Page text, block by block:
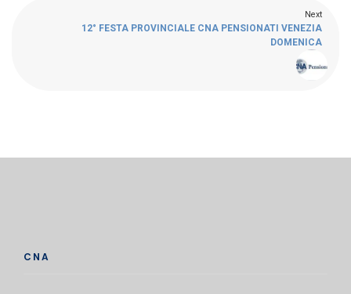
Next
12° FESTA PROVINCIALE CNA PENSIONATI VENEZIA
DOMENICA
CNA